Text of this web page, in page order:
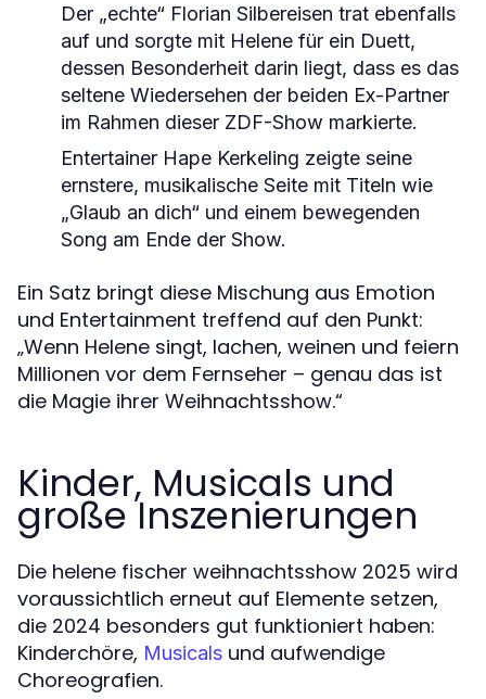
Der „echte“ Florian Silbereisen trat ebenfalls
auf und sorgte mit Helene für ein Duett,
dessen Besonderheit darin liegt, dass es das
seltene Wiedersehen der beiden Ex-Partner
im Rahmen dieser ZDF-Show markierte.
Entertainer Hape Kerkeling zeigte seine
ernstere, musikalische Seite mit Titeln wie
„Glaub an dich“ und einem bewegenden
Song am Ende der Show.
Ein Satz bringt diese Mischung aus Emotion
und Entertainment treffend auf den Punkt:
„Wenn Helene singt, lachen, weinen und feiern
Millionen vor dem Fernseher – genau das ist
die Magie ihrer Weihnachtsshow.“
Kinder, Musicals und
große Inszenierungen
Die helene fischer weihnachtsshow 2025 wird
voraussichtlich erneut auf Elemente setzen,
die 2024 besonders gut funktioniert haben:
Kinderchöre, Musicals und aufwendige
Choreografien.